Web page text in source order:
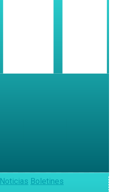
Noticias Boletines